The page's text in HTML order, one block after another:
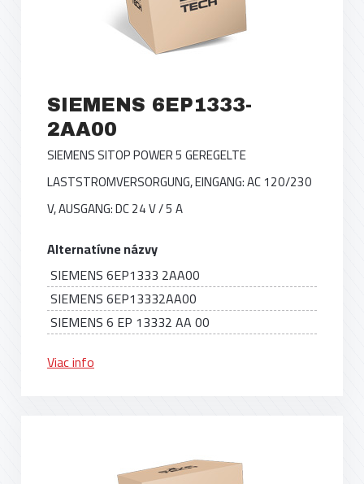
SIEMENS 6EP1333-
2AA00
SIEMENS SITOP POWER 5 GEREGELTE
LASTSTROMVERSORGUNG, EINGANG: AC 120/230
V, AUSGANG: DC 24 V / 5 A
Alternatívne názvy
SIEMENS 6EP1333 2AA00
SIEMENS 6EP13332AA00
SIEMENS 6 EP 13332 AA 00
Viac info